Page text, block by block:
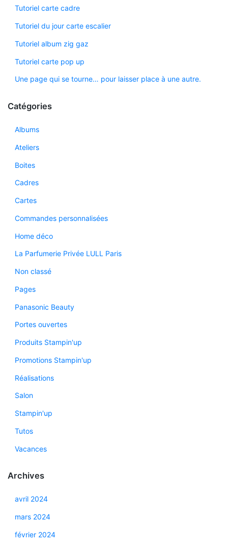
Tutoriel carte cadre
Tutoriel du jour carte escalier
Tutoriel album zig gaz
Tutoriel carte pop up
Une page qui se tourne… pour laisser place à une autre.
Catégories
Albums
Ateliers
Boites
Cadres
Cartes
Commandes personnalisées
Home déco
La Parfumerie Privée LULL Paris
Non classé
Pages
Panasonic Beauty
Portes ouvertes
Produits Stampin'up
Promotions Stampin'up
Réalisations
Salon
Stampin'up
Tutos
Vacances
Archives
avril 2024
mars 2024
février 2024